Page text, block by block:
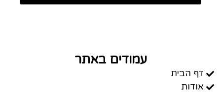
עמודים באתר
דף הבית
אודות